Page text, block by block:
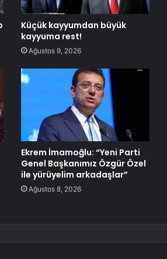
Küçük kayyumdan büyük
kayyuma rest!
Ağustos 9, 2026
Ekrem İmamoğlu: “Yeni Parti
Genel Başkanımız Özgür Özel
ile yürüyelim arkadaşlar”
Ağustos 8, 2026